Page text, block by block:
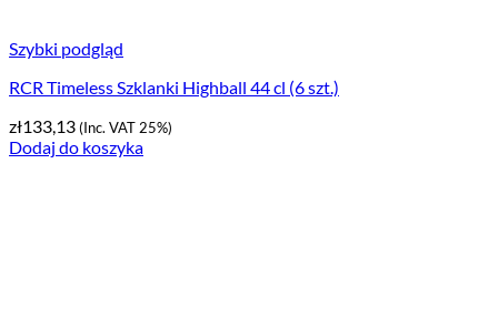
Szybki podgląd
RCR Timeless Szklanki Highball 44 cl (6 szt.)
zł133,13(Inc. VAT 25%)
Dodaj do koszyka